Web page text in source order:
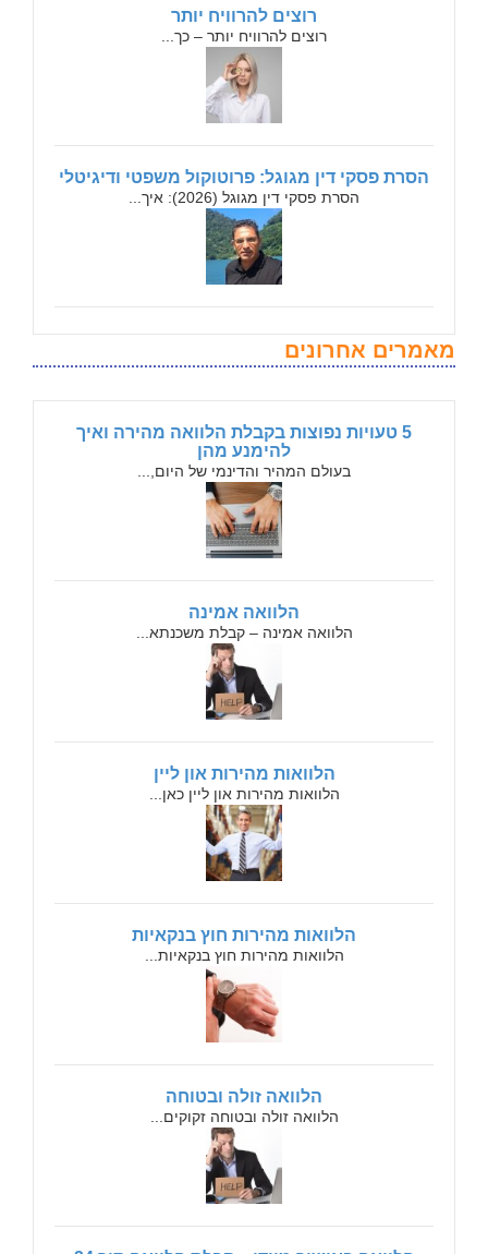
רוצים להרוויח יותר
רוצים להרוויח יותר – כך...
הסרת פסקי דין מגוגל: פרוטוקול משפטי ודיגיטלי
הסרת פסקי דין מגוגל (2026): איך...
מאמרים אחרונים
5 טעויות נפוצות בקבלת הלוואה מהירה ואיך
להימנע מהן
בעולם המהיר והדינמי של היום,...
הלוואה אמינה
הלוואה אמינה – קבלת משכנתא...
הלוואות מהירות און ליין
הלוואות מהירות און ליין כאן...
הלוואות מהירות חוץ בנקאיות
הלוואות מהירות חוץ בנקאיות...
הלוואה זולה ובטוחה
הלוואה זולה ובטוחה זקוקים...